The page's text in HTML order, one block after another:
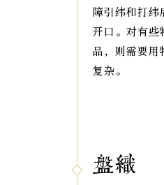
障引纬和打纬
开口。对有些
品，则需要用
复杂。
盘织